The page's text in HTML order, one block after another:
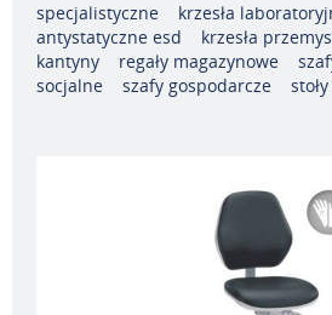
specjalistyczne
krzesła
antystatyczne esd
krzesła
kantyny
regały magazynowe
socjalne
szafy gospodarcze